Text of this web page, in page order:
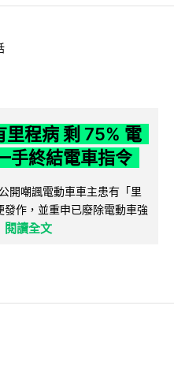
程病 剩 75% 電
手終結電車指令
開嘲諷電動車車主患有「里
作，並重申已廢除電動車強
閱讀全文